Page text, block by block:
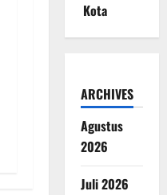
Kota
ARCHIVES
Agustus
2026
Juli 2026